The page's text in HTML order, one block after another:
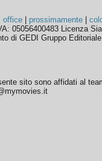
office prossimamente |
05056400483 Licenza
di GEDI Gruppo
sito sono affidati al